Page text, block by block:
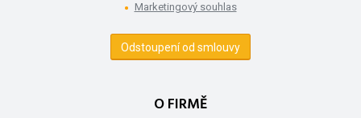
Marketingový souhlas
Odstoupení od smlouvy
O FIRMĚ